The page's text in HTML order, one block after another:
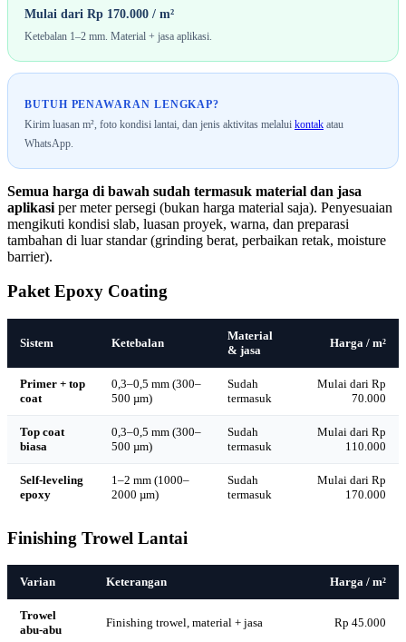
Mulai dari Rp 170.000 / m²
Ketebalan 1–2 mm. Material + jasa aplikasi.
BUTUH PENAWARAN LENGKAP?
Kirim luasan m², foto kondisi lantai, dan jenis aktivitas melalui kontak atau
WhatsApp.
Semua harga di bawah sudah termasuk material dan jasa
aplikasi per meter persegi (bukan harga material saja). Penyesuaian
mengikuti kondisi slab, luasan proyek, warna, dan preparasi
tambahan di luar standar (grinding berat, perbaikan retak, moisture
barrier).
Paket Epoxy Coating
Sistem Ketebalan
Material
& jasa
Harga / m²
Primer + top
coat
0,3–0,5 mm (300–
500 µm)
Sudah
termasuk
Mulai dari Rp
70.000
Top coat
biasa
0,3–0,5 mm (300–
500 µm)
Sudah
termasuk
Mulai dari Rp
110.000
Self-leveling
epoxy
1–2 mm (1000–
2000 µm)
Sudah
termasuk
Mulai dari Rp
170.000
Finishing Trowel Lantai
Varian Keterangan Harga / m²
Trowel
abu-abu
Finishing trowel, material + jasa Rp 45.000